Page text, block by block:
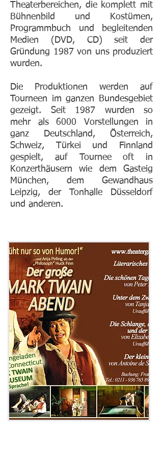
Theaterbereichen, die komplett mit
Bühnenbild und Kostümen,
Programmbuch und begleitenden
Medien (DVD, CD) seit der
Gründung 1987 von uns produziert
wurden.
Die Produktionen werden auf
Tourneen im ganzen Bundesgebiet
gezeigt. Seit 1987 wurden so
mehr als 6000 Vorstellungen in
ganz Deutschland, Österreich,
Schweiz, Türkei und Finnland
gespielt, auf Tournee oft in
Konzerthäusern wie dem Gasteig
München, dem Gewandhaus
Leipzig, der Tonhalle Düsseldorf
und anderen.